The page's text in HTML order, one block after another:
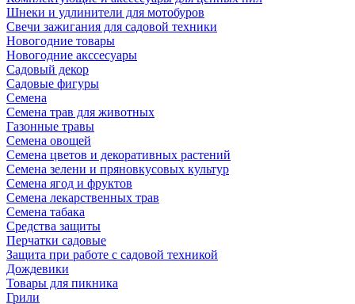
Шнеки и удлинители для мотобуров
Свечи зажигания для садовой техники
Новогодние товары
Новогодние акссесуары
Садовый декор
Садовые фигуры
Семена
Семена трав для животных
Газонные травы
Семена овощей
Семена цветов и декоративных растений
Семена зелени и пряновкусовых культур
Семена ягод и фруктов
Семена лекарственных трав
Семена табака
Средства защиты
Перчатки садовые
Защита при работе с садовой техникой
Дождевики
Товары для пикника
Грили